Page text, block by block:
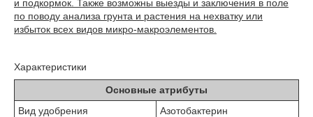
и подкормок. Также возможны выезды и заключения в поле
по поводу анализа грунта и растения на нехватку или
избыток всех видов микро-макроэлементов.
Характеристики
Основные атрибуты
Вид удобрения
Азотобактерин